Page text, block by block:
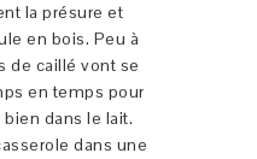
la présure et
en bois. Peu à
de caillé vont se
en temps pour
dans le lait.
dans une